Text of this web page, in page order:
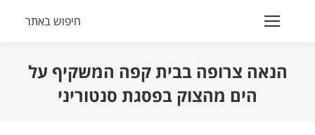
Search:
חיפוש באתר
הנאה צרופה בבית קפה המשקיף על
הים מהצוק בפסגת סנטוריני